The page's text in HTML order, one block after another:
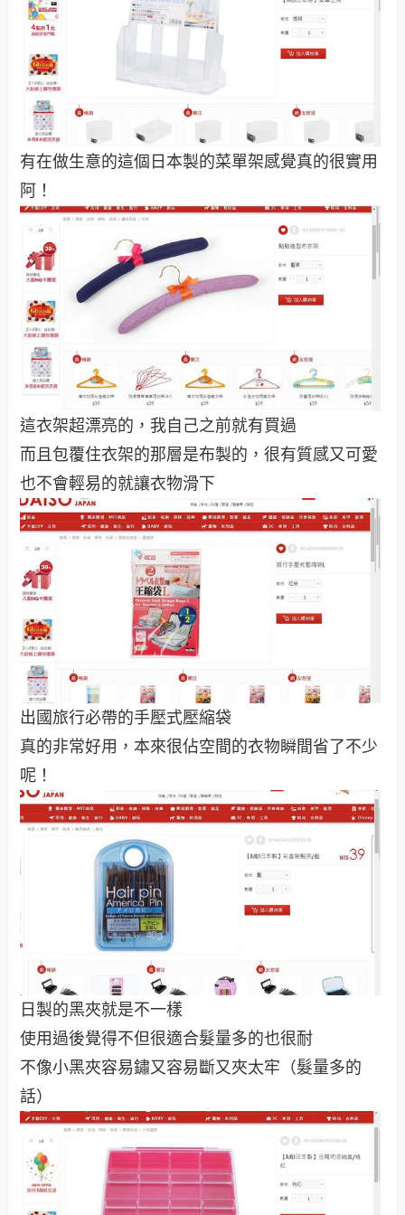
有在做生意的這個日本製的菜單架感覺真的很實用
阿！
這衣架超漂亮的，我自己之前就有買過
而且包覆住衣架的那層是布製的，很有質感又可愛
也不會輕易的就讓衣物滑下
出國旅行必帶的手壓式壓縮袋
真的非常好用，本來很佔空間的衣物瞬間省了不少
呢！
日製的黑夾就是不一樣
使用過後覺得不但很適合髮量多的也很耐
不像小黑夾容易鏽又容易斷又夾太牢（髮量多的
話）